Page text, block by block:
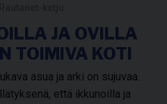
JA OVILLA
TOIMIVA KOTI
asua ja arki on sujuvaa.
että ikkunoilla ja